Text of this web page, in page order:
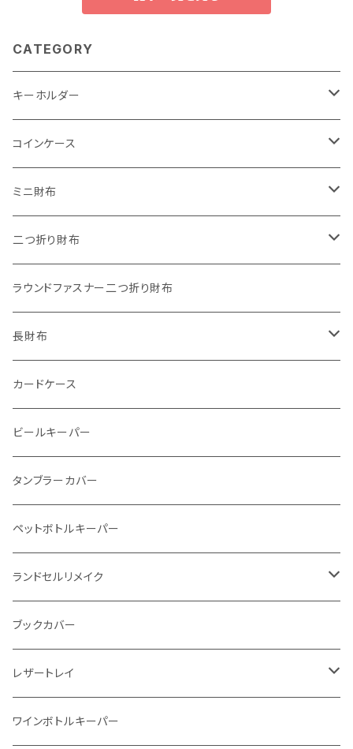
CATEGORY
キーホルダー
"子供の絵"キーホルダー
"餞別"キーホルダー
"うちの子"ペットキーホルダー
コインケース
ワンタッチコインケース ブライドルレザー
ワンタッチコインケース ブッテーロ
ワンタッチコインケース 国産革
ファスナーコインケース
ミニ財布
"Jack"マイクロウォレット(三つ折り式)
"Ripper"マイクロウォレット(三つ折り式)
二つ折り財布
"Basic"アートウォレット
番外編Basicアートウォレット (インポート革版)
スキニーウォレット
ストーンウォレット
メタルウォレット
インビジブルウォレット
イントレチャート 編み込みアートウォレット
"Crammy"L字フラップウォレット
"メッセージ"カリグラフィーウォレット
ラウンドファスナー二つ折り財布
長財布
折り財布
L字ファスナー
柔らか革財布
イントレチャート
ラウンドファスナー
カードケース
ビールキーパー
タンブラーカバー
ペットボトルキーパー
ランドセルリメイク
写真立て
ブックカバー
レザートレイ
番外編"Wave"
ワインボトルキーパー